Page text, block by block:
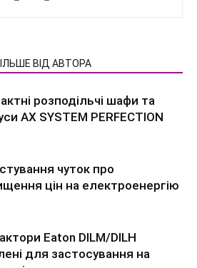
ВІД АВТОРА
розподільчі шафи та
AX SYSTEM PERFECTION
чуток про
цін на електроенергію
Eaton DILM/DILH
для застосування на